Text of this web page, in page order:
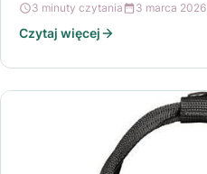
3 minuty czytania 3 marca 2026
Czytaj więcej